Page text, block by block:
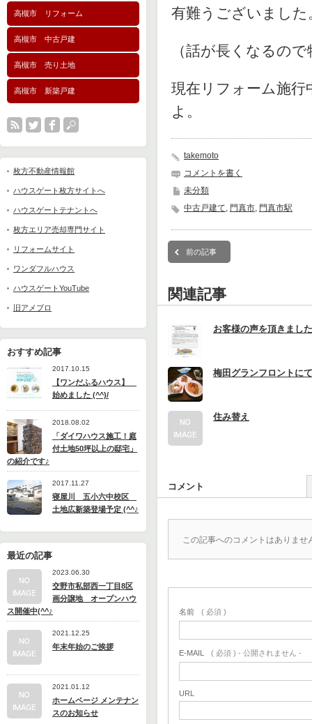
高槻市 リフォーム
高槻市 中古戸建
高槻市 売り土地
高槻市 新築戸建
枚方不動産情報館
ハウスゲート枚方サイトへ
ハウスゲートテナントへ
枚方エリア売却専門サイト
リフォームサイト
ワンダフルハウス
ハウスゲートYouTube
旧アメブロ
おすすめ記事
2017.10.15
【ワンだふるハウス】
始めました (^^)/
2018.08.02
「ダイワハウス施工！庭
付土地50坪以上の邸宅」
の紹介です♪
2017.11.27
寝屋川 五小六中校区
土地広新築登場予定 (^^♪
最近の記事
2023.06.30
交野市私部西一丁目8区
画分譲地 オープンハウ
ス開催中(^^♪
2021.12.25
年末年始のご挨拶
2021.01.12
ホームページ メンテナン
スのお知らせ
有難うございました
（話が長くなるの
現在リフォーム施
よ。
takemoto
コメントを書く
未分類
中古戸建て, 門真市, 門真市駅
前の記事
関連記事
お客様の声を頂きました
梅田グランフロントにて
住み替え
コメント
この記事へのコメントはありませ
名前 ( 必須 )
E-MAIL ( 必須 ) - 公開されません -
URL